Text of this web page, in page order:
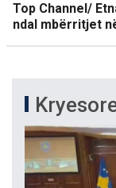
Top Channel/
ndal mbërritjet